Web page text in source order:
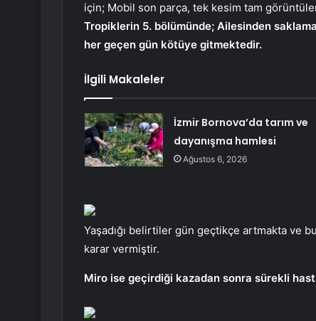
için; Mobil son parça, tek kesim tam
Tropiklerin 5. bölümünde; Ailesinden
her geçen gün kötüye gitmektedir.
İlgili Makaleler
İzmir Bornova’da tarım ve
dayanışma hamlesi
Ağustos 6, 2026
Yaşadığı belirtiler gün geçtikçe artmakta ve
karar vermiştir.
Miro ise geçirdiği kazadan sonra sürekli